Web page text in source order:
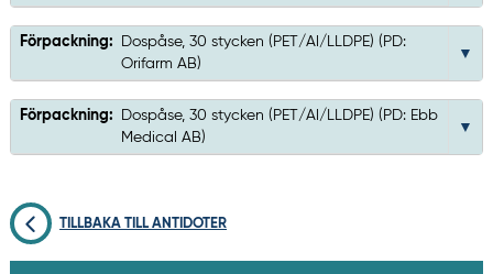
Förpackning:
Dospåse, 30 stycken (PET/Al/LLDPE) (PD:
Orifarm AB)
Förpackning:
Dospåse, 30 stycken (PET/Al/LLDPE) (PD: Ebb
Medical AB)
TILLBAKA TILL ANTIDOTER